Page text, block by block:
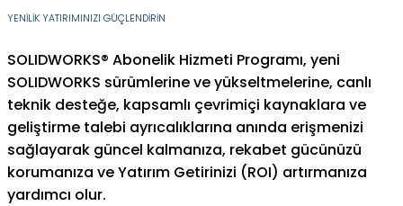
YENİLİK YATIRIMINIZI GÜÇLENDİRİN
SOLIDWORKS® Abonelik Hizmeti Programı, yeni
SOLIDWORKS sürümlerine ve yükseltmelerine, canlı
teknik desteğe, kapsamlı çevrimiçi kaynaklara ve
geliştirme talebi ayrıcalıklarına anında erişmenizi
sağlayarak güncel kalmanıza, rekabet gücünüzü
korumanıza ve Yatırım Getirinizi (ROI) artırmanıza
yardımcı olur.